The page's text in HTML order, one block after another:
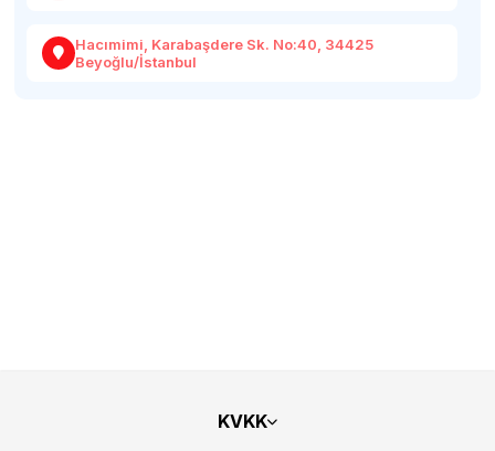
Hacımimi, Karabaşdere Sk. No:40, 34425
Beyoğlu/İstanbul
KVKK